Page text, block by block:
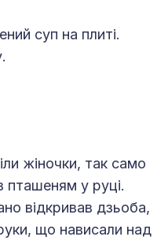
суп на плиті.
жіночки, так само
пташеням у руці.
відкривав дзьоба,
що нависали над